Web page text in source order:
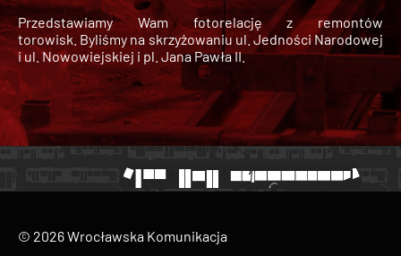
Przedstawiamy Wam fotorelację z remontów
torowisk. Byliśmy na skrzyżowaniu ul. Jedności Narodowej
i ul. Nowowiejskiej i pl. Jana Pawła II.
© 2026 Wrocławska Komunikacja